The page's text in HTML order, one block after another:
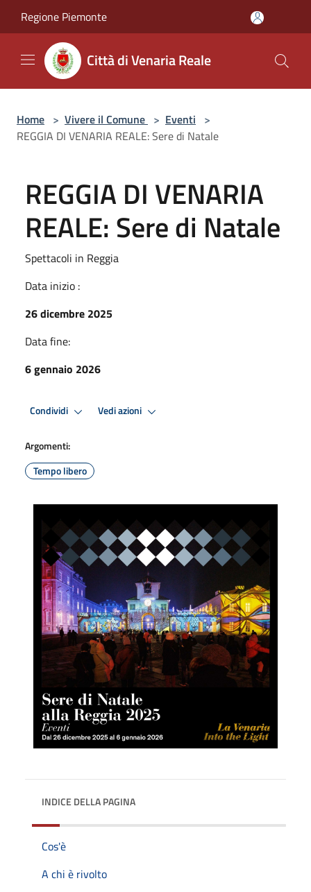
Regione Piemonte
Città di Venaria Reale
Home > Vivere il Comune > Eventi >
REGGIA DI VENARIA REALE: Sere di Natale
REGGIA DI VENARIA
REALE: Sere di Natale
Spettacoli in Reggia
Data inizio :
26 dicembre 2025
Data fine:
6 gennaio 2026
Condividi Vedi azioni
Argomenti:
Tempo libero
INDICE DELLA PAGINA
Cos'è
A chi è rivolto